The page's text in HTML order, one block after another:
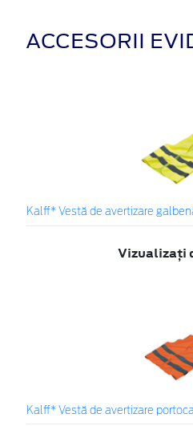
ACCESORII
Kalff* Vestă de avertizare
Vizualizați
Kalff* Vestă de avertizare